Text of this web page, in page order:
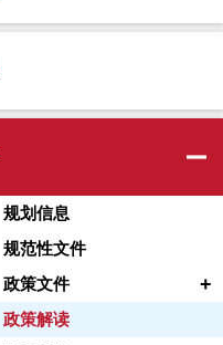
规划信息
规范性文件
政策文件 +
政策解读